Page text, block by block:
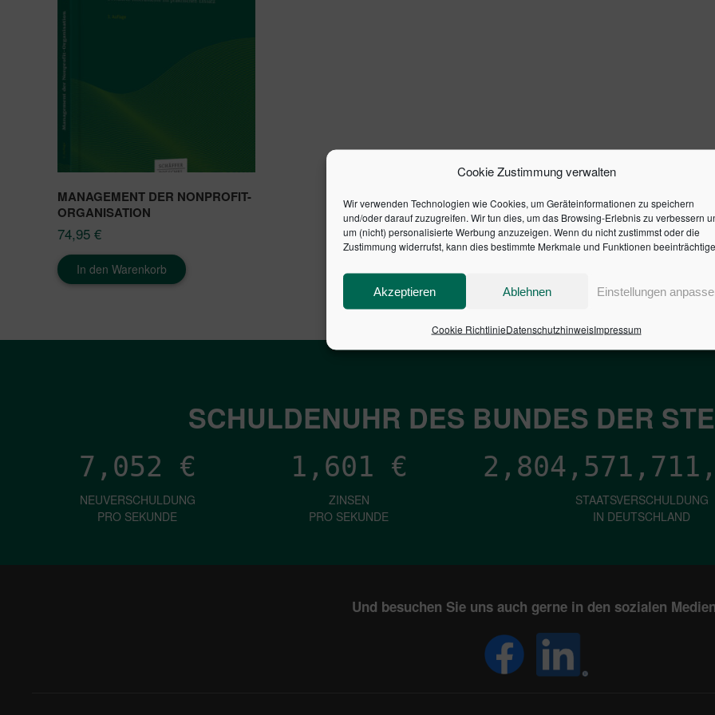
Cookie Zustimmung verwalten
Wir verwenden Technologien wie Cookies, um Geräteinformationen zu speichern
und/oder darauf zuzugreifen. Wir tun dies, um das Browsing-Erlebnis zu verbessern
um (nicht) personalisierte Werbung anzuzeigen. Wenn du nicht zustimmst oder die
Zustimmung widerrufst, kann dies bestimmte Merkmale und Funktionen
Akzeptieren Ablehnen Einstellungen
Cookie RichtlinieDatenschutzhinweisImpressum
MANAGEMENT DER NONPROFIT-
ORGANISATION
74,95 €
In den Warenkorb
SCHULDENUHR DES BUNDES DER
7,052 €
NEUVERSCHULDUNG
PRO SEKUNDE
1,601 €
ZINSEN
PRO SEKUNDE
STAATSVERSCHULDUNG
IN DEUTSCHLAND
Und besuchen Sie uns auch gerne in den sozialen